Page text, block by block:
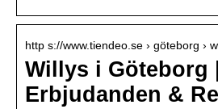
http s://www.tiendeo.se › göteborg ›
Willys i Göteborg |
Erbjudanden &